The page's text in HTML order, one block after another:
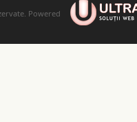
Powered